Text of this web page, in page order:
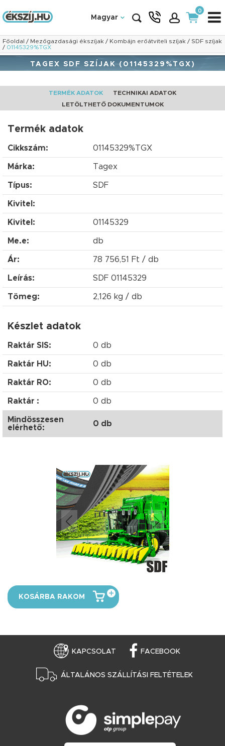
Magyar
0
Főoldal / Mezőgazdasági ékszíjak / Kombájn erőátviteli szíjak / SDF szíjak
/ 01145329%TGX
TAGEX SDF SZÍJAK (01145329%TGX)
TERMÉK ADATOK
TECHNIKAI ADATOK
LETÖLTHETŐ DOKUMENTUMOK
Termék adatok
Cikkszám: 01145329%TGX
Márka: Tagex
Típus: SDF
Kivitel:
Kivitel: 01145329
Me.e: db
Ár: 78 756,51 Ft / db
Leírás: SDF 01145329
Tömeg: 2,126 kg / db
Készlet adatok
Raktár SIS: 0 db
Raktár HU: 0 db
Raktár RO: 0 db
Raktár : 0 db
Mindösszesen
elérhető:
0 db
KOSÁRBA RAKOM
KAPCSOLAT FACEBOOK
ÁLTALÁNOS SZÁLLÍTÁSI FELTÉTELEK